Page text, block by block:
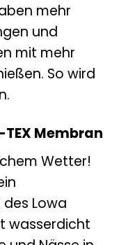
mehr
und
mit mehr
So wird
Membran
Wetter!
Lowa
wasserdicht